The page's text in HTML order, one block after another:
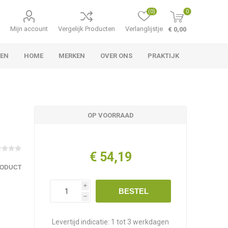
Mijn account Vergelijk Producten Verlanglijstje
(0) 0
€ 0,00
HOME MERKEN OVER ONS PRAKTIJK
OP VOORRAAD
€ 54,19
i
h
BESTEL
Levertijd indicatie: 1 tot 3 werkdagen